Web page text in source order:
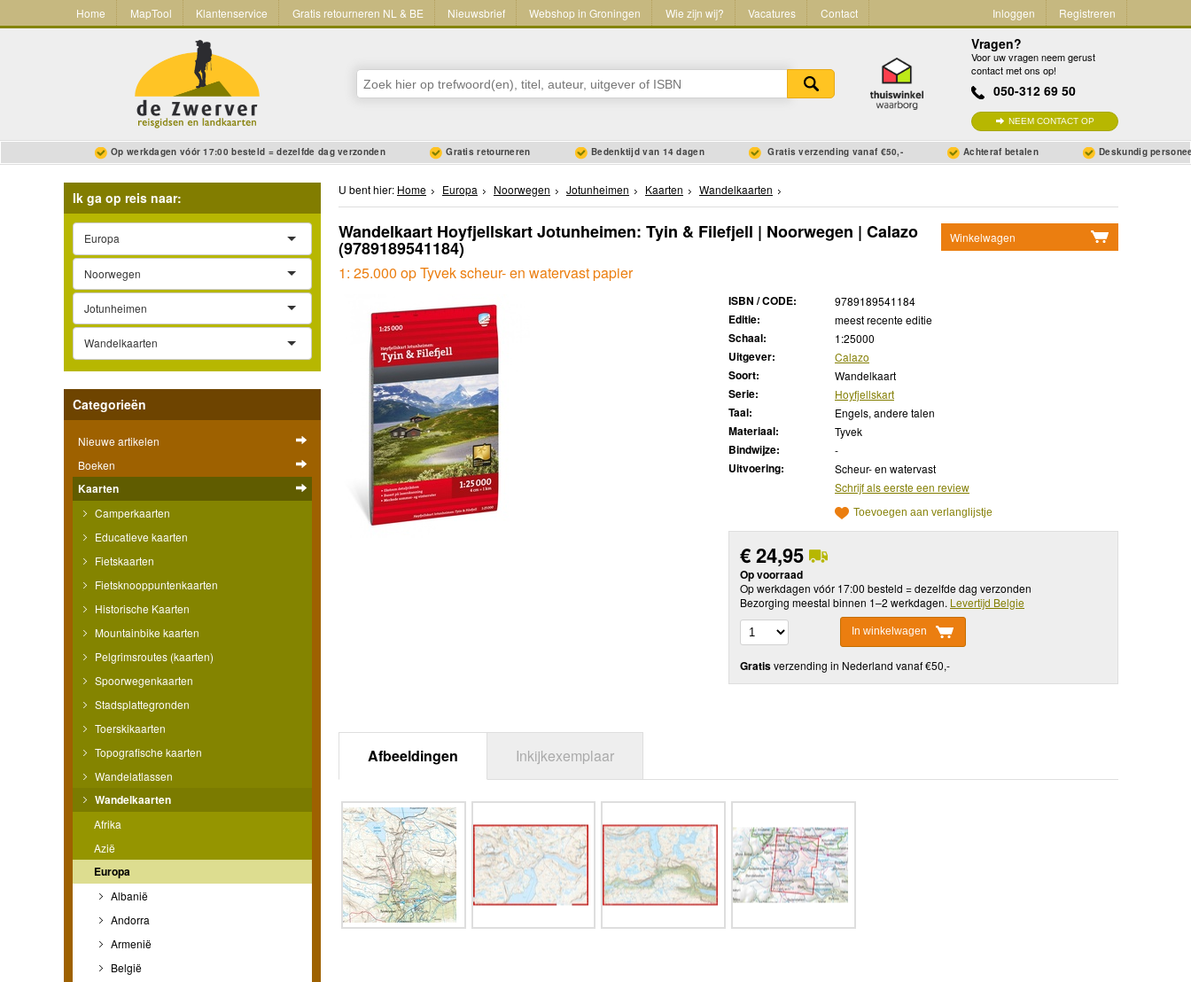
Home MapTool Klantenservice Gratis retourneren NL & BE Nieuwsbrief Webshop in Groningen Wie zijn wij? Vacatures Contact Inloggen Registreren
Vragen?
Voor uw vragen neem gerust
contact met ons op!
050-312 69 50
NEEM CONTACT OP
Op werkdagen vóór 17:00 besteld = dezelfde dag verzonden Gratis retourneren Bedenktijd van 14 dagen Gratis verzending vanaf €50,- Achteraf betalen Deskundig
Ik ga op reis naar:
Europa
Noorwegen
Jotunheimen
Wandelkaarten
Categorieën
Nieuwe artikelen
Boeken
Kaarten
Camperkaarten
Educatieve kaarten
Fietskaarten
Fietsknooppuntenkaarten
Historische Kaarten
Mountainbike kaarten
Pelgrimsroutes (kaarten)
Spoorwegenkaarten
Stadsplattegronden
Toerskikaarten
Topografische kaarten
Wandelatlassen
Wandelkaarten
Afrika
Azië
Europa
Albanië
Andorra
Armenië
België
U bent hier: Home Europa Noorwegen Jotunheimen Kaarten Wandelkaarten
Winkelwagen
Wandelkaart Hoyfjellskart Jotunheimen: Tyin & Filefjell | Noorwegen | Calazo
(9789189541184)
1: 25.000 op Tyvek scheur- en watervast papier
ISBN / CODE: 9789189541184
Editie: meest recente editie
Schaal: 1:25000
Uitgever: Calazo
Soort: Wandelkaart
Serie: Hoyfjellskart
Taal: Engels, andere talen
Materiaal: Tyvek
Bindwijze: -
Uitvoering:
Scheur- en watervast
Schrijf als eerste een review
Toevoegen aan verlanglijstje
€24,95
Op voorraad
Op werkdagen vóór 17:00 besteld = dezelfde dag verzonden
Bezorging meestal binnen 1–2 werkdagen. Levertijd Belgie
In winkelwagen
Gratisverzending in Nederland vanaf €50,-
Afbeeldingen Inkijkexemplaar